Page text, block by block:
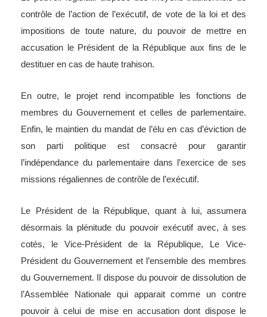
contrôle de l’action de l’exécutif, de vote de la loi et des
impositions de toute nature, du pouvoir de mettre en
accusation le Président de la République aux fins de le
destituer en cas de haute trahison.
En outre, le projet rend incompatible les fonctions de
membres du Gouvernement et celles de parlementaire.
Enfin, le maintien du mandat de l’élu en cas d’éviction de
son parti politique est consacré pour garantir
l’indépendance du parlementaire dans l’exercice de ses
missions régaliennes de contrôle de l’exécutif.
Le Président de la République, quant à lui, assumera
désormais la plénitude du pouvoir exécutif avec, à ses
cotés, le Vice-Président de la République, Le Vice-
Président du Gouvernement et l’ensemble des membres
du Gouvernement. Il dispose du pouvoir de dissolution de
l’Assemblée Nationale qui apparait comme un contre
pouvoir à celui de mise en accusation dont dispose le